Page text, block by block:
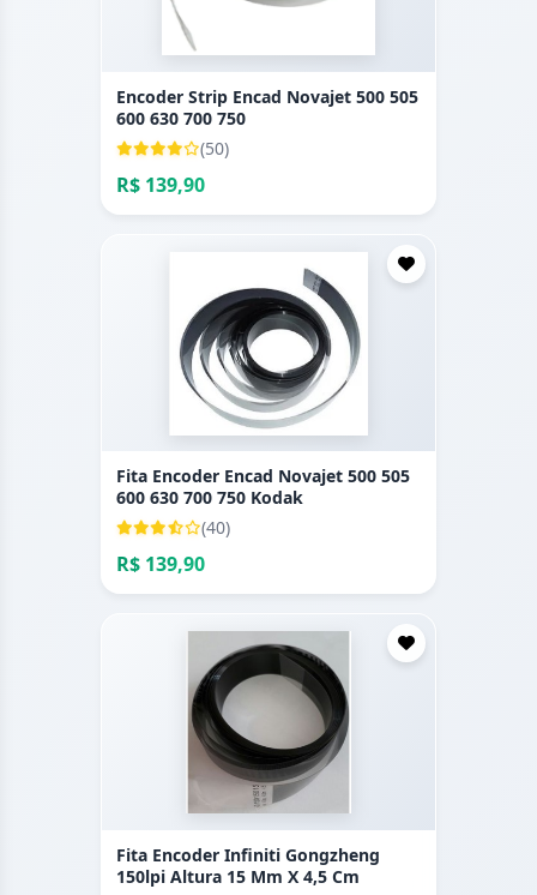
Encoder Strip Encad Novajet 500 505
600 630 700 750
(50)
R$ 139,90
Fita Encoder Encad Novajet 500 505
600 630 700 750 Kodak
(40)
R$ 139,90
Fita Encoder Infiniti Gongzheng
150lpi Altura 15 Mm X 4,5 Cm